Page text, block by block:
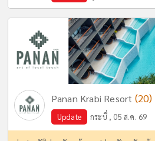
Panan Krabi Resort (20)
Update กระบี่ , 05 ส.ค. 69